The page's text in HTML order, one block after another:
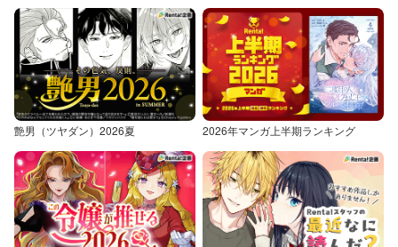
艶男（ツヤダン）2026夏 2026年マンガ上半期ランキング